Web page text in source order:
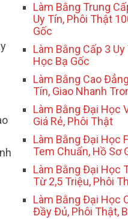
Làm Bằng Trung
Uy Tín, Phôi Thật
Gốc
Làm Bằng Cấp 3 Uy
Học Bạ Gốc
Làm Bằng Cao
Tín, Giao Nhanh
Làm Bằng Đại Học
Giá Rẻ, Phôi Thật
Làm Bằng Đại Học
Tem Chuẩn, Hồ Sơ
Làm Bằng Đại Học
Từ 2,5 Triệu, Phôi
Làm Bằng Đại Học
Đầy Đủ, Phôi Thật,